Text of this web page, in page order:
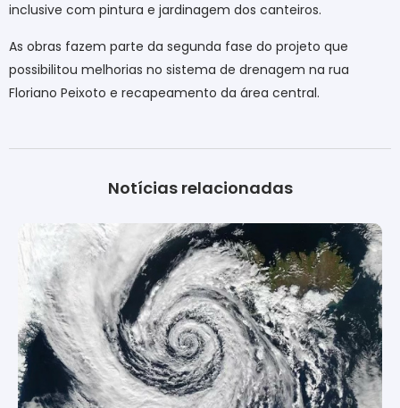
inclusive com pintura e jardinagem dos canteiros.
As obras fazem parte da segunda fase do projeto que
possibilitou melhorias no sistema de drenagem na rua
Floriano Peixoto e recapeamento da área central.
Notícias relacionadas